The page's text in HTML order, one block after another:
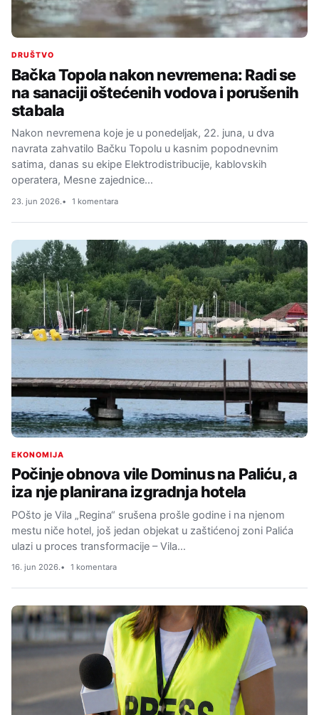
DRUŠTVO
Bačka Topola nakon nevremena: Radi se
na sanaciji oštećenih vodova i porušenih
stabala
Nakon nevremena koje je u ponedeljak, 22. juna, u dva
navrata zahvatilo Bačku Topolu u kasnim popodnevnim
satima, danas su ekipe Elektrodistribucije, kablovskih
operatera, Mesne zajednice…
23. jun 2026. 1 komentara
EKONOMIJA
Počinje obnova vile Dominus na Paliću, a
iza nje planirana izgradnja hotela
POšto je Vila „Regina“ srušena prošle godine i na njenom
mestu niče hotel, još jedan objekat u zaštićenoj zoni Palića
ulazi u proces transformacije – Vila…
16. jun 2026. 1 komentara